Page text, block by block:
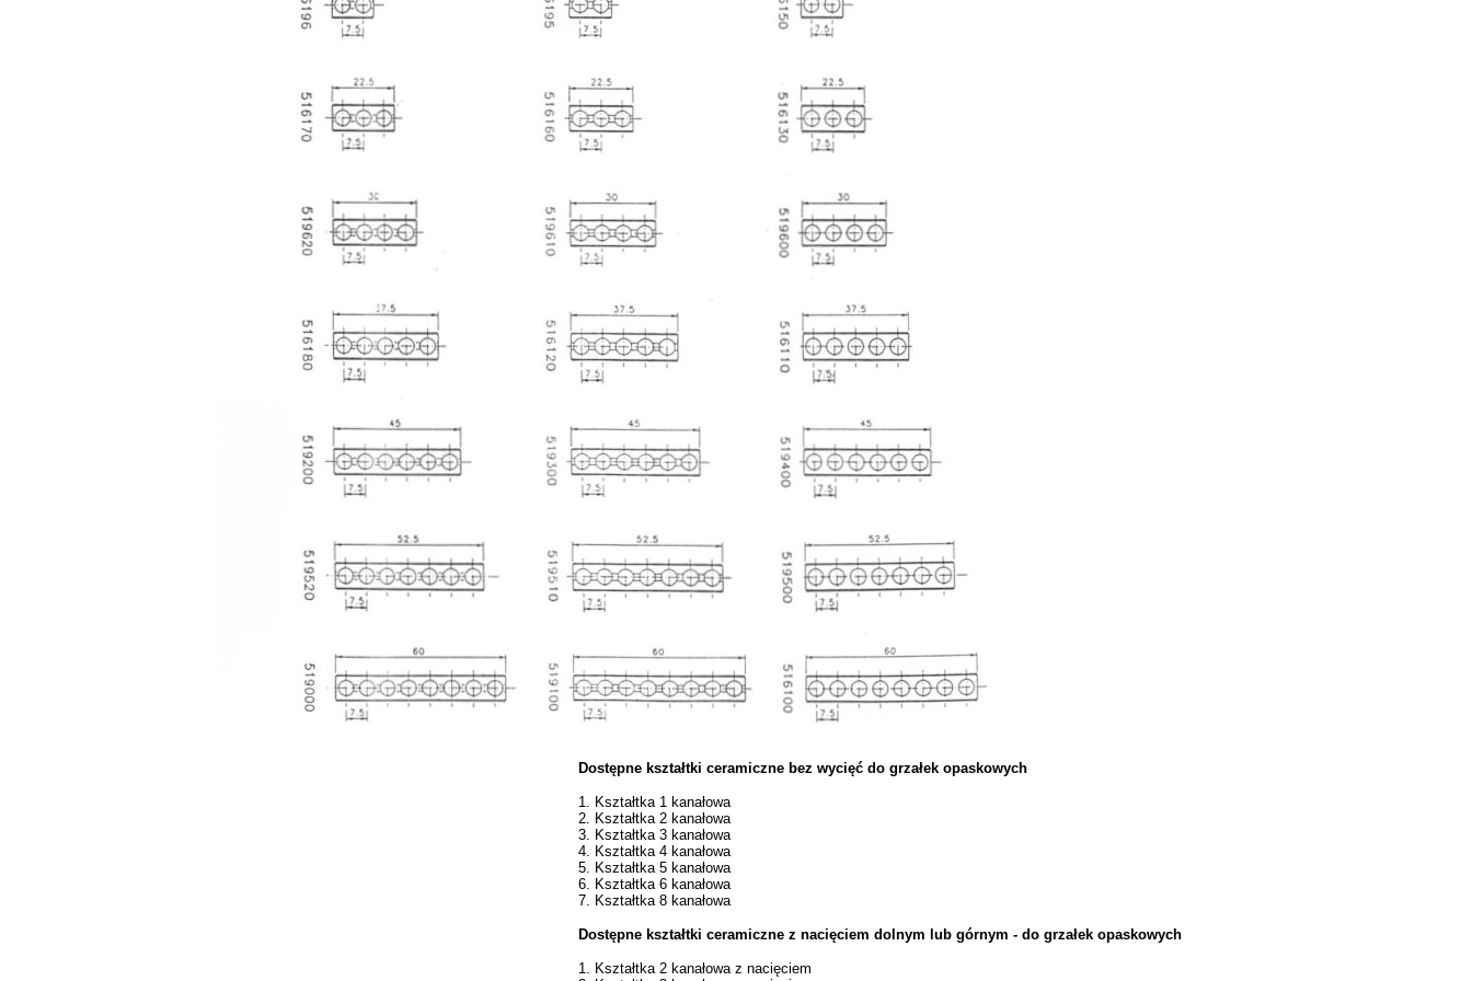
Dostępne kształtki ceramiczne bez wycięć do grzałek opaskowych
1. Kształtka 1 kanałowa
2. Kształtka 2 kanałowa
3. Kształtka 3 kanałowa
4. Kształtka 4 kanałowa
5. Kształtka 5 kanałowa
6. Kształtka 6 kanałowa
7. Kształtka 8 kanałowa
Dostępne kształtki ceramiczne z nacięciem dolnym lub górnym - do grzałek opaskowych
1. Kształtka 2 kanałowa z nacięciem